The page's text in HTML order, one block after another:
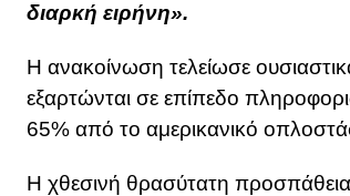
διαρκή ειρήνη».
Η ανακοίνωση τελείωσε
εξαρτώνται σε επίπεδο
65% από το αμερικανικό
Η χθεσινή θρασύτατη